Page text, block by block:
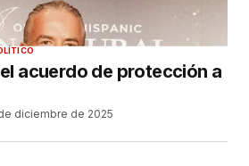
el acuerdo de protección a
diciembre de 2025